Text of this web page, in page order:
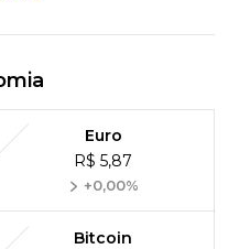
Euro
R$ 5,87
+0,00%
Bitcoin